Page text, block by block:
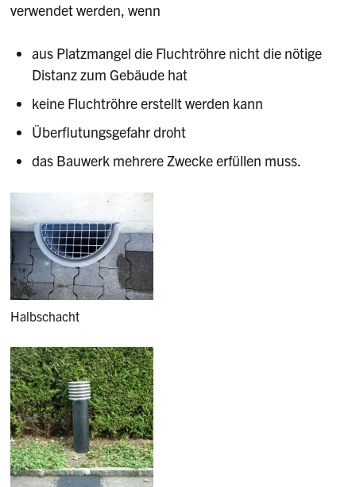
verwendet werden, wenn
aus Platzmangel die Fluchtröhre nicht die nötige
Distanz zum Gebäude hat
keine Fluchtröhre erstellt werden kann
Überflutungsgefahr droht
das Bauwerk mehrere Zwecke erfüllen muss.
Halbschacht